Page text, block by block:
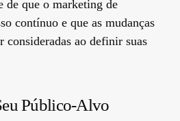
de que o marketing de
contínuo e que as mudanças
consideradas ao definir suas
Público-Alvo